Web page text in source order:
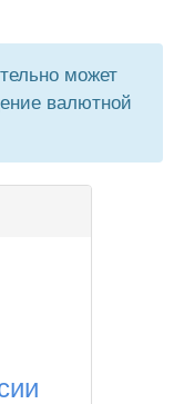
может
валютной